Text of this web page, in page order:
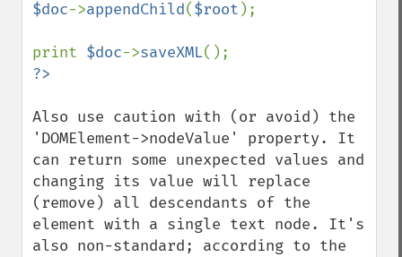
$doc->appendChild($root );
print $doc->saveXML
Also use caution with (or avoid) the
'DOMElement->nodeValue' property. It
can return some unexpected values and
changing its value will replace
(remove) all descendants of the
element with a single text node. It's
also non-standard; according to the